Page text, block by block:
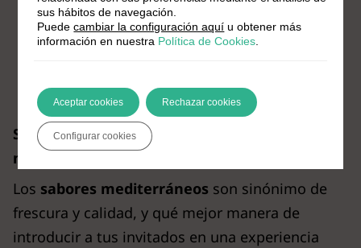
repleto de sabor a mar.
Crema de calabacín: suave y con un
sabores.
Sabores mediterráneos en los entrantes de
marisco
Los sabores mediterráneos son sinónimo de
frescura y calidad, y qué mejor manera de
introducir a tus invitados en una experiencia
sus hábitos de navegación.
Puedecambiar la configuración aquí u obtener más
información en nuestra Política de Cookies
Aceptar cookies Rechazar cookies
Configurar cookies